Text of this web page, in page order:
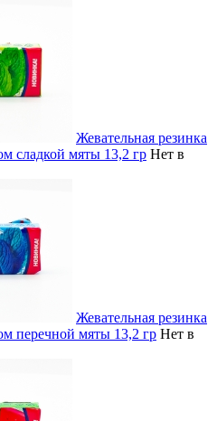
Жевательная резинка
сладкой мяты 13,2 гр Нет в
Жевательная резинка
перечной мяты 13,2 гр Нет в